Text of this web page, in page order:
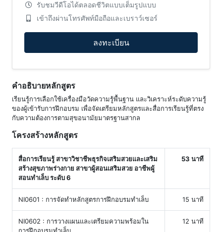
รับชมวีดีโอได้ตลอดชีวิตแบบเต็มรูปแบบ
เข้าถึงผ่านโทรศัพท์มือถือและเบราว์เซอร์
ลงทะเบียน
คำอธิบายหลักสูตร
เรียนรู้การเลือกใช้เครื่องมือวัดความรู้พื้นฐาน และวิเคราะห์ระดับความรู้
ของผู้เข้ารับการฝึกอบรม เพื่อจัดเตรียมหลักสูตรและสื่อการเรียนรู้ที่ตรง
กับความต้องการตามสุขอนามัยมาตรฐานสากล
โครงสร้างหลักสูตร
สื่อการเรียนรู้ สาขาวิชาชีพธุรกิจเสริมสวยและเสริม
สร้างสุขภาพร่างกาย สาขาผู้สอนเสริมสวย อาชีพผู้
สอนทำเล็บ ระดับ 6
53 นาที
NI0601 : การจัดทำหลักสูตรการฝึกอบรมทำเล็บ 15 นาที
NI0602 : การวางแผนและเตรียมความพร้อมใน
12 นาที